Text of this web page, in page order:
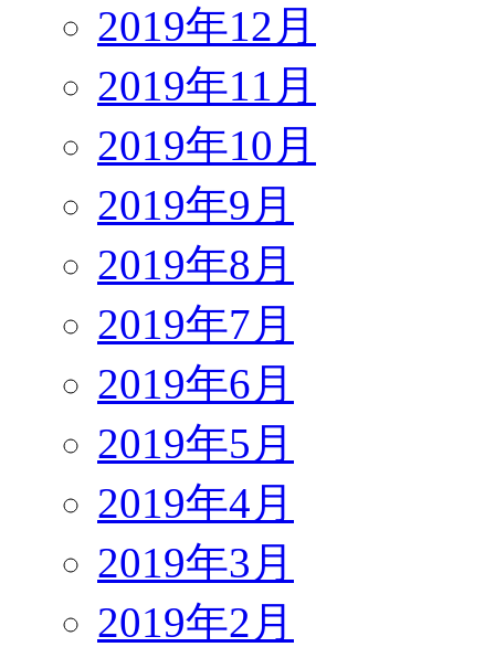
2019年12月
2019年11月
2019年10月
2019年9月
2019年8月
2019年7月
2019年6月
2019年5月
2019年4月
2019年3月
2019年2月